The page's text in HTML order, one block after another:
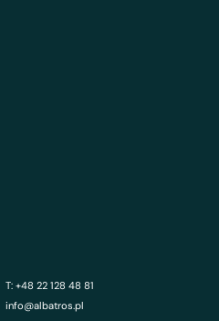
T: +48 22 128 48 81
info@albatros.pl